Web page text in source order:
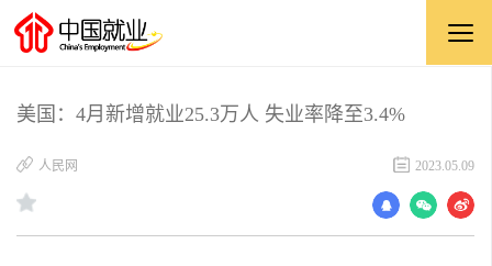
美国：4月新增就业25.3万人 失业率降至3.4%
人民网 2023.05.09